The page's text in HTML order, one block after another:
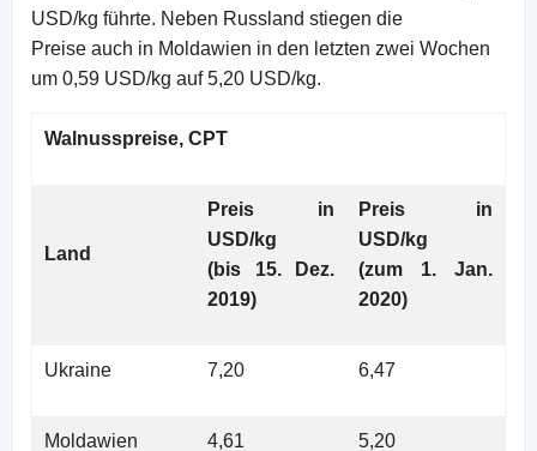
USD/kg führte. Neben Russland stiegen die
Preise auch in Moldawien in den letzten zwei Wochen
um 0,59 USD/kg auf 5,20 USD/kg.
Walnusspreise, CPT
Land
Preis in
USD/kg
(bis 15. Dez.
2019)
Preis in
USD/kg
(zum 1. Jan.
2020)
Ukraine 7,20 6,47
Moldawien 4,61 5,20